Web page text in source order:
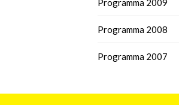
Programma 2009
Programma 2008
Programma 2007